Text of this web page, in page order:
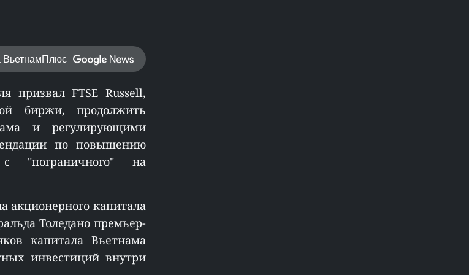
ВьетнамПлюс
FTSE Russell,
биржи, продолжить
и регулирующими
по повышению
"пограничного" на
акционерного капитала
Толедано премьер-
капитала Вьетнама
инвестиций внутри